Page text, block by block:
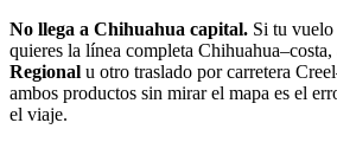
No llega a Chihuahua capital. Si tu
quieres la línea completa Chihuahua–costa,
Regional u otro traslado por carretera
ambos productos sin mirar el mapa es el
el viaje.